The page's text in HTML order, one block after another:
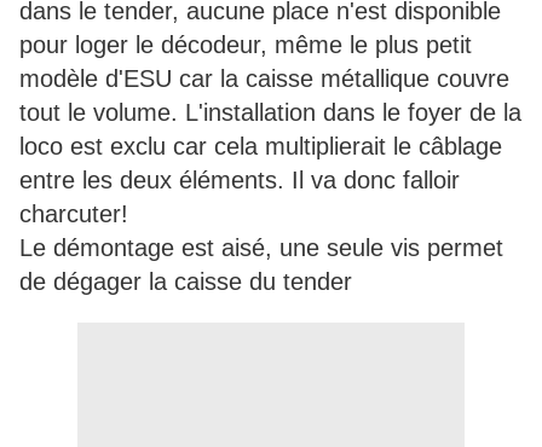
dans le tender, aucune place n'est disponible
pour loger le décodeur, même le plus petit
modèle d'ESU car la caisse métallique couvre
tout le volume. L'installation dans le foyer de la
loco est exclu car cela multiplierait le câblage
entre les deux éléments. Il va donc falloir
charcuter!
Le démontage est aisé, une seule vis permet
de dégager la caisse du tender